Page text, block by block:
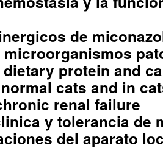
de
protein and
cats and in
renal failure
y tolerancia de
del aparato